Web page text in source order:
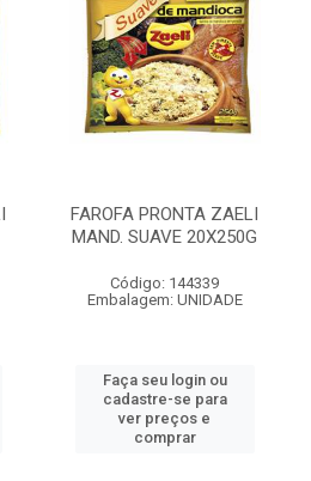
FAROFA PRONTA ZAELI
MAND. SUAVE 20X250G
Código: 144339
Embalagem: UNIDADE
Faça seu login ou
cadastre-se para
ver preços e
comprar